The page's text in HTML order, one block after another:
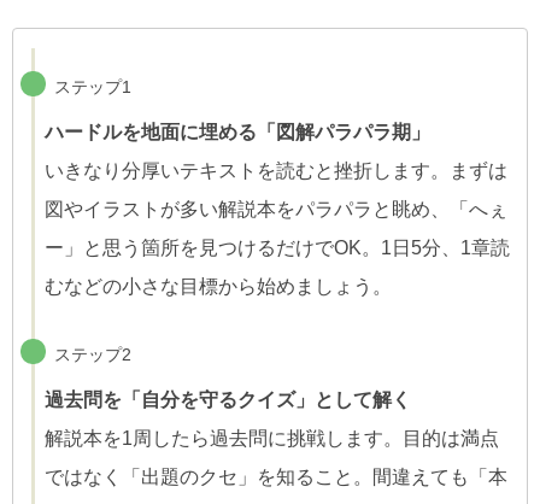
ステップ1
ハードルを地面に埋める「図解パラパラ期」
いきなり分厚いテキストを読むと挫折します。まずは
図やイラストが多い解説本をパラパラと眺め、「へぇ
ー」と思う箇所を見つけるだけでOK。1日5分、1章読
むなどの小さな目標から始めましょう。
ステップ2
過去問を「自分を守るクイズ」として解く
解説本を1周したら過去問に挑戦します。目的は満点
ではなく「出題のクセ」を知ること。間違えても「本